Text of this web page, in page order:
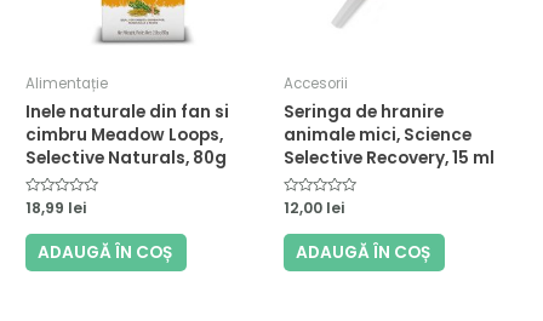
Alimentație
Inele naturale din fan si
cimbru Meadow Loops,
Selective Naturals, 80g
Evaluat
0
din
18,99 lei
ADAUGĂ ÎN COȘ
Accesorii
Seringa de hranire
animale mici, Science
Selective Recovery, 15 ml
Evaluat
0
din
12,00 lei
ADAUGĂ ÎN COȘ